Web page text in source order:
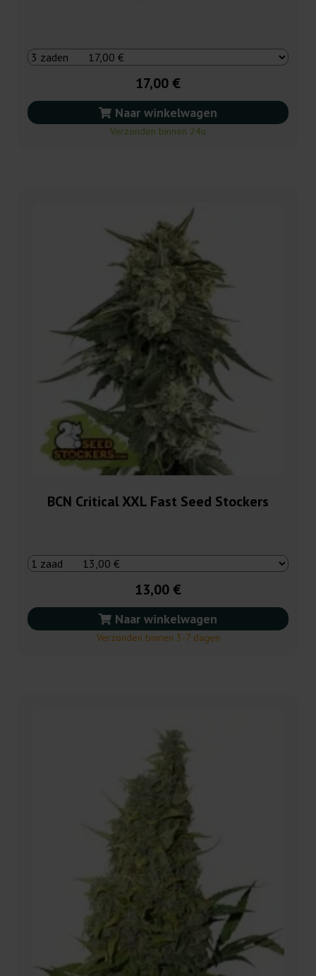
17,00 €
Naar winkelwagen
Verzonden binnen 24u
BCN Critical XXL Fast Seed Stockers
13,00 €
Naar winkelwagen
Verzonden binnen 3-7 dagen